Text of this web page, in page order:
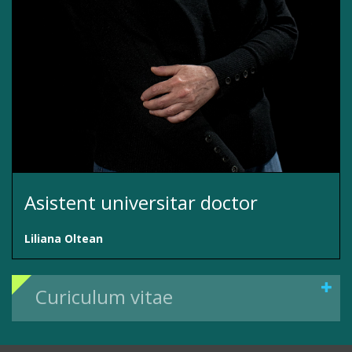
Asistent universitar doctor
Liliana Oltean
Curiculum vitae